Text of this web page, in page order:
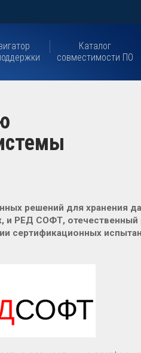
Каталог
совместимости ПО
решений для хранения
и РЕД СОФТ, отечественный
сертификационных